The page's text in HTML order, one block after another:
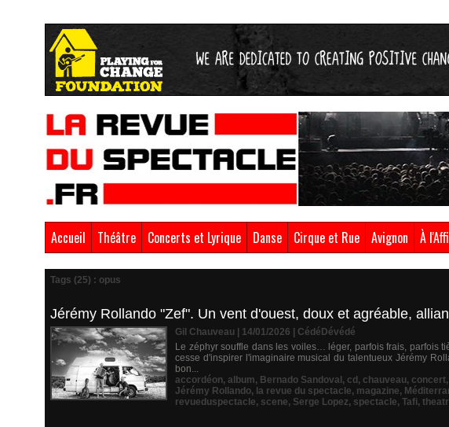
Accueil Théâtre Concerts et Lyrique Danse Cirque et Rue Avignon À
Tags (25) : opus
Jérémy Rollando "Zef". Un vent d'ouest, doux et agréable,
Gil Chauveau | 14/01/2026
CédéDévédé
Le zéphyr souffle dans les voiles… léger, parfois frais, parfois
cesse d'inspirer l'imaginaire musical du talentueux Jérémy
bon...
accordéon, album, Bernado Sandoval , cd , chauveau, concert,
Jérémy Rollando, la revue du spectacle, magazine,
revueduspectacle, scene, Serge Lopez, spectacle, Tafi,